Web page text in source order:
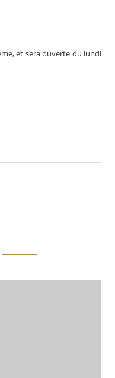
et sera ouverte du lundi